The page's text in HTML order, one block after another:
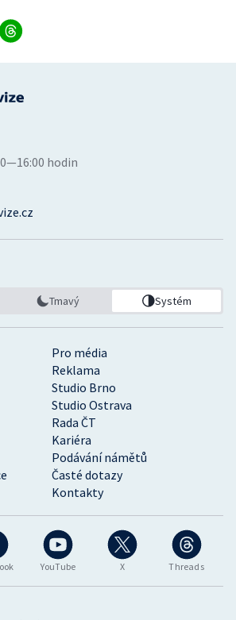
YouTube X Threads
Pro média
Reklama
Studio Brno
Studio Ostrava
Rada ČT
Kariéra
Podávání námětů
Časté dotazy
Kontakty
hodin
Tmavý Systém